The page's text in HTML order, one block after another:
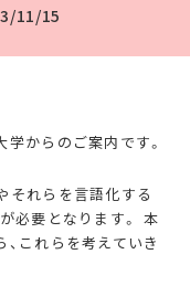
11/15
からのご案内です。
それらを言語化する
必要となります。 本
これらを考えていき